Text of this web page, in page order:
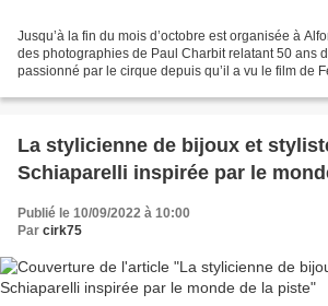
Jusqu’à la fin du mois d’octobre est organisée à
des photographies de Paul Charbit relatant 50 ans
passionné par le cirque depuis qu’il a vu le film de
La stylicienne de bijoux et
Schiaparelli inspirée par le
Publié le 10/09/2022 à 10:00
Par cirk75